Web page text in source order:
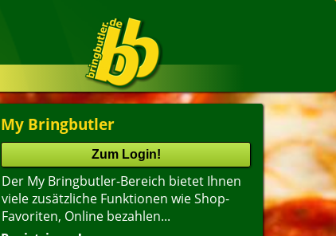
My Bringbutler
Der My Bringbutler-Bereich bietet Ihnen
viele zusätzliche Funktionen wie Shop-
Favoriten, Online bezahlen...